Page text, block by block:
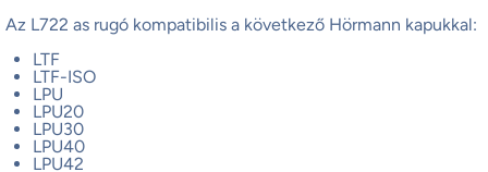
Az L722 as rugó kompatibilis a következő Hörmann kapukkal:
LTF
LTF-ISO
LPU
LPU20
LPU30
LPU40
LPU42